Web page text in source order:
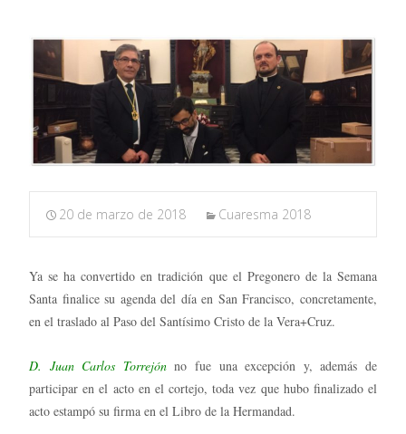
20 de marzo de 2018 Cuaresma 2018
Ya se ha convertido en tradición que el Pregonero de la Semana
Santa finalice su agenda del día en San Francisco, concretamente,
en el traslado al Paso del Santísimo Cristo de la Vera+Cruz.
D. Juan Carlos Torrejónno fue una excepción y, además de
participar en el acto en el cortejo, toda vez que hubo finalizado el
acto estampó su firma en el Libro de la Hermandad.